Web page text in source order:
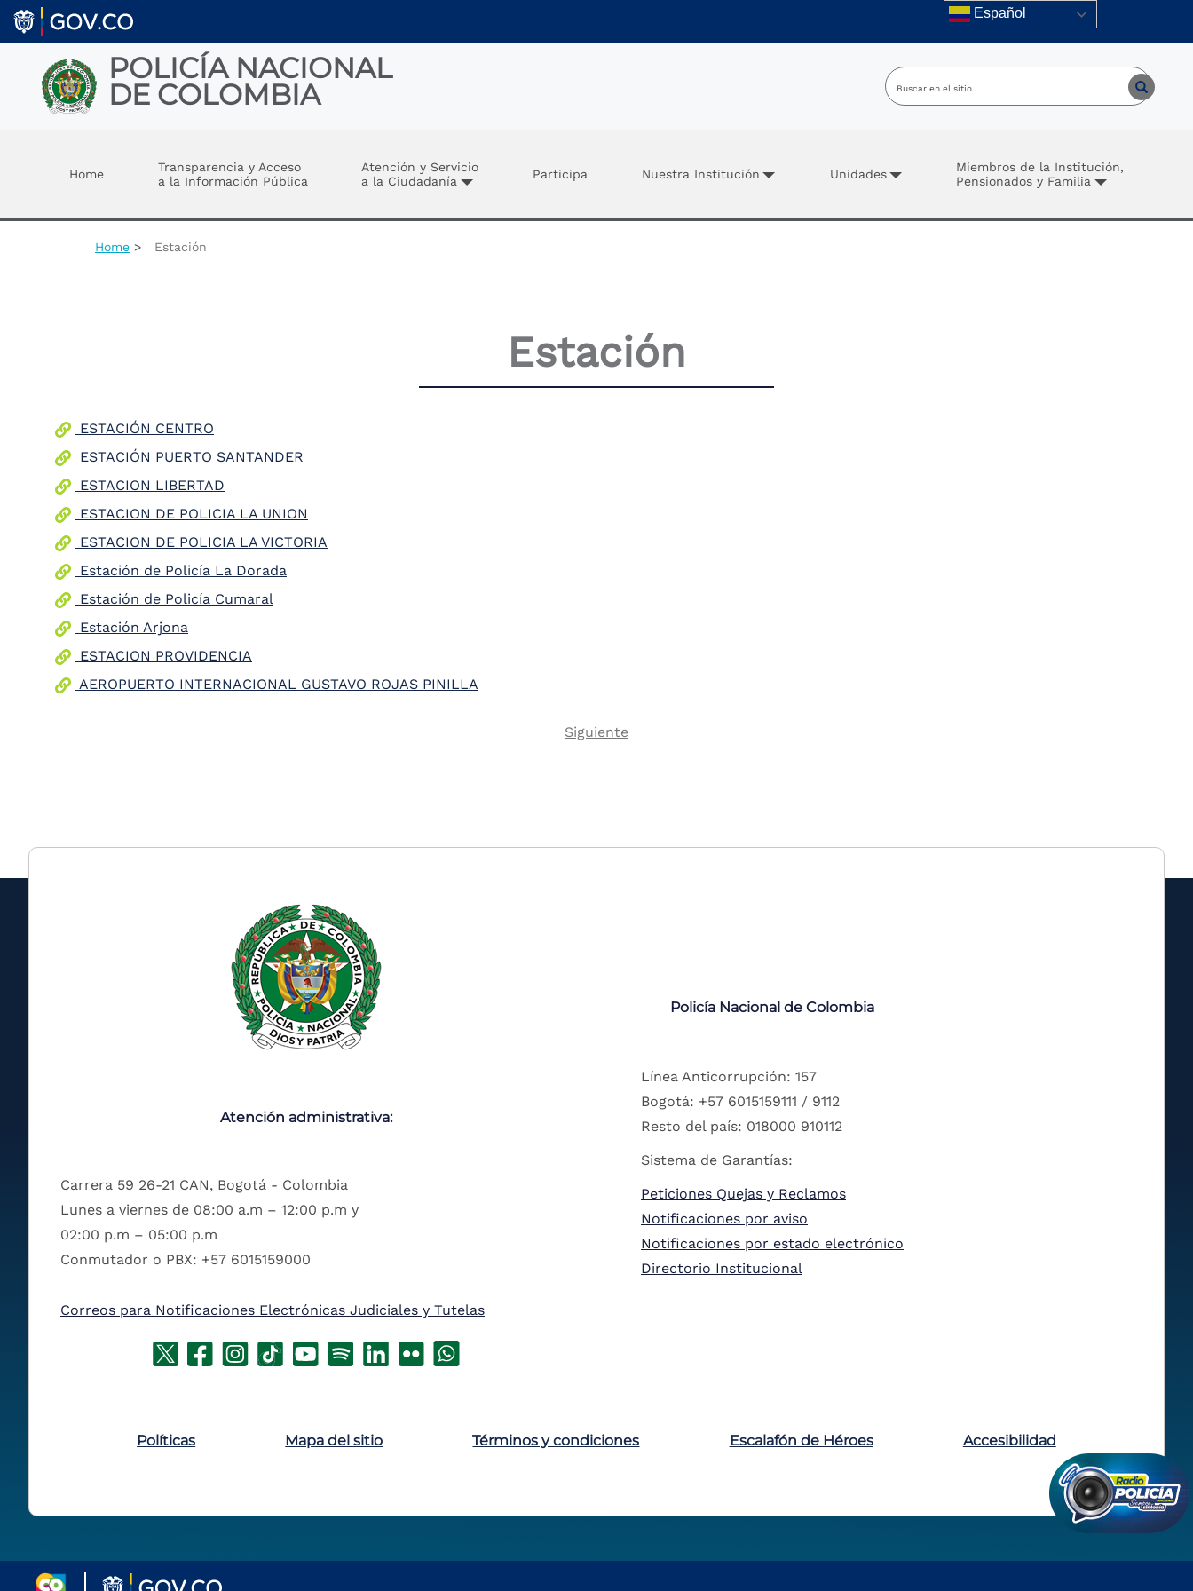
Skip to main content Español
POLICÍA NACIONAL
DE COLOMBIA
Home
Transparencia y Acceso
a la Información Pública
Atención y Servicio
a la Ciudadanía
Participa Nuestra Institución Unidades
Miembros de la Institución,
Pensionados y Familia
Home Estación
Estación
ESTACIÓN CENTRO
ESTACIÓN PUERTO SANTANDER
ESTACION LIBERTAD
ESTACION DE POLICIA LA UNION
ESTACION DE POLICIA LA VICTORIA
Estación de Policía La Dorada
Estación de Policía Cumaral
Estación Arjona
ESTACION PROVIDENCIA
AEROPUERTO INTERNACIONAL GUSTAVO ROJAS PINILLA
Pagination
Next
Siguiente
Atención administrativa:
Carrera 59 26-21 CAN, Bogotá - Colombia
Lunes a viernes de 08:00 a.m – 12:00 p.m y
02:00 p.m – 05:00 p.m
Conmutador o PBX: +57 6015159000
Correos para Notificaciones Electrónicas Judiciales y Tutelas
Policía Nacional de Colombia
Línea Anticorrupción: 157
Bogotá: +57 6015159111 / 9112
Resto del país: 018000 910112
Sistema de Garantías:
Peticiones Quejas y Reclamos
Notificaciones por aviso
Notificaciones por estado electrónico
Directorio Institucional
Políticas Mapa del sitio Términos y condiciones Escalafón de Héroes Accesibilidad